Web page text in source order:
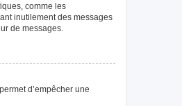
comme les
inutilement des messages
de messages.
d’empêcher une